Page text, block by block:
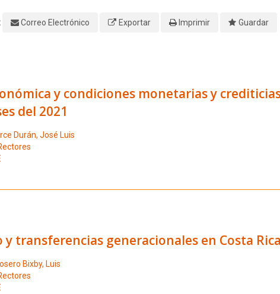
Correo Electrónico Exportar Imprimir Guardar
y condiciones monetarias y
del 2021
Durán, José Luis
transferencias generacionales en Costa Rica
Bixby, Luis